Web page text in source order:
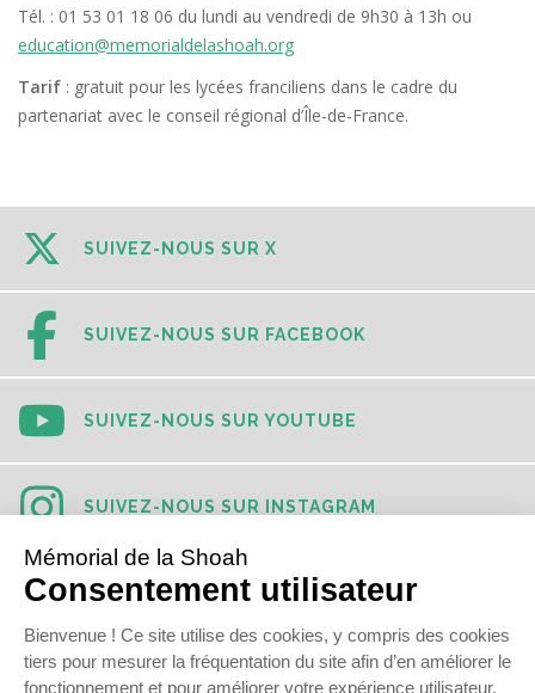
Tél. : 01 53 01 18 06 du lundi au vendredi de 9h30 à 13h ou
education@memorialdelashoah.org
Tarif : gratuit pour les lycées franciliens dans le cadre du
partenariat avec le conseil régional d’Île-de-France.
SUIVEZ-NOUS SUR X
SUIVEZ-NOUS SUR FACEBOOK
SUIVEZ-NOUS SUR YOUTUBE
SUIVEZ-NOUS SUR INSTAGRAM
SUIVEZ-NOUS SUR TIKTOK
SUIVEZ-NOUS SUR LINKEDIN